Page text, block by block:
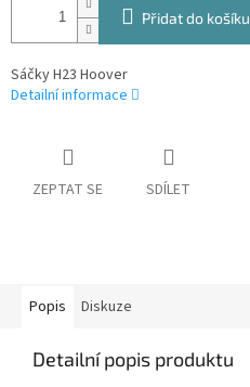
Přidat do košíku
Sáčky H23 Hoover
Detailní informace
ZEPTAT SE SDÍLET
Popis Diskuze
Detailní popis produktu